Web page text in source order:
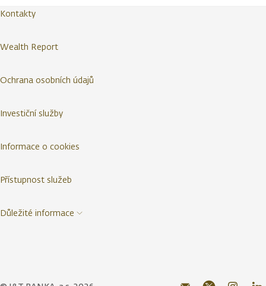
Kontakty
Wealth Report
Ochrana osobních údajů
Investiční služby
Informace o cookies
Přístupnost služeb
Důležité informace